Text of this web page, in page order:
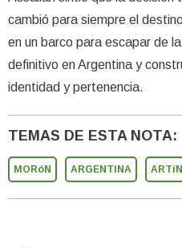
cambió para siempre el
en un barco para escapar de
definitivo en Argentina y
identidad y pertenencia.
TEMAS DE ESTA NOTA:
MORóN ARGENTINA